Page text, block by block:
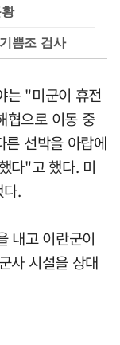
쁨조 검사
는 "미군이 휴전
협으로 이동 중
른 선박을 아랍에
다"고 했다. 미
.
내고 이란군이
사 시설을 상대